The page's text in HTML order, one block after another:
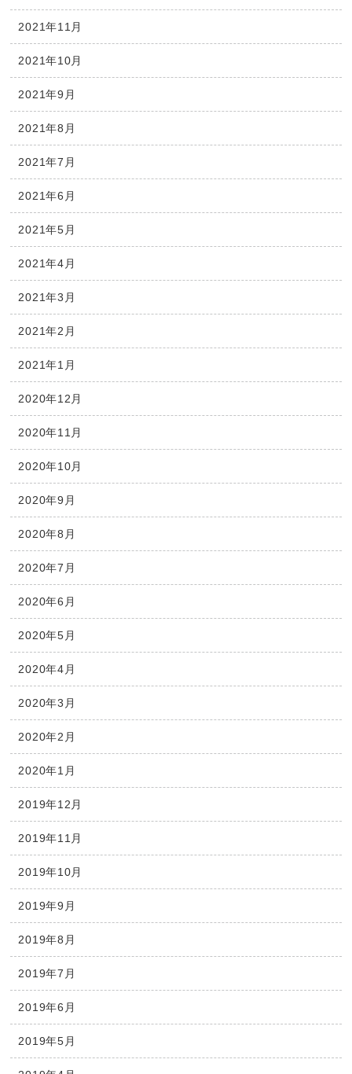
2021年11月
2021年10月
2021年9月
2021年8月
2021年7月
2021年6月
2021年5月
2021年4月
2021年3月
2021年2月
2021年1月
2020年12月
2020年11月
2020年10月
2020年9月
2020年8月
2020年7月
2020年6月
2020年5月
2020年4月
2020年3月
2020年2月
2020年1月
2019年12月
2019年11月
2019年10月
2019年9月
2019年8月
2019年7月
2019年6月
2019年5月